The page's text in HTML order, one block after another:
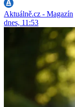
Aktuálně.cz - Magazín
dnes, 11:53